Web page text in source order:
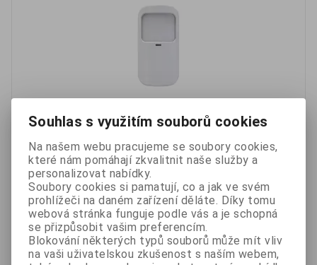
IG. Detektor slouží k zajištění místností proti vniknutí osoby.
269 Kč
190 Kč
bez DPH 157 Kč Skladem
Souhlas s využitím souborů cookies
Na našem webu pracujeme se soubory cookies,
které nám pomáhají zkvalitnit naše služby a
personalizovat nabídky.
Soubory cookies si pamatují, co a jak ve svém
prohlížeči na daném zařízení děláte. Díky tomu
webová stránka funguje podle vás a je schopná
se přizpůsobit vašim preferencím.
Blokování některých typů souborů může mít vliv
na vaši uživatelskou zkušenost s naším webem,